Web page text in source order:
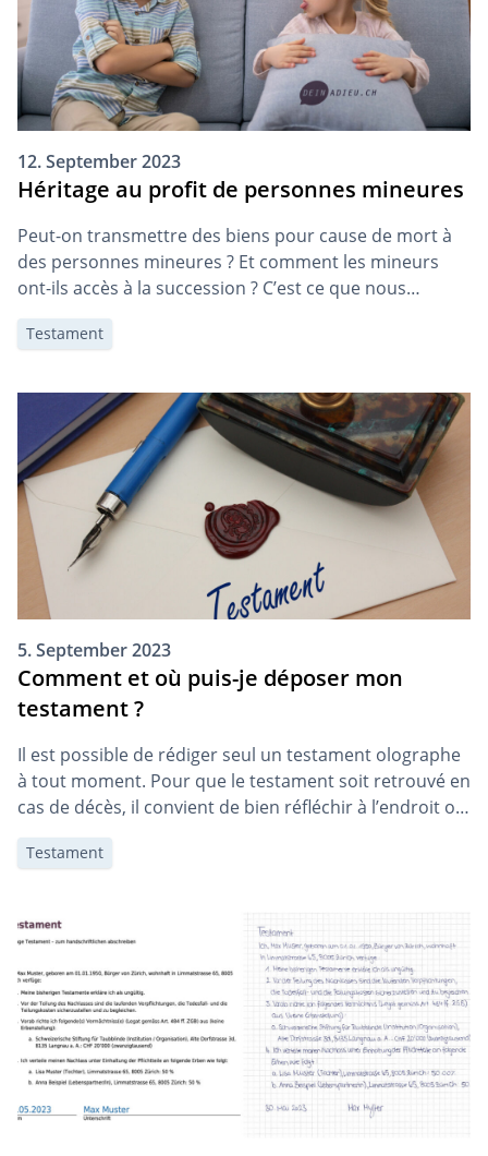
12. September 2023
Héritage au profit de personnes mineures
Peut-on transmettre des biens pour cause de mort à
des personnes mineures ? Et comment les mineurs
ont-ils accès à la succession ? C’est ce que nous
expliquons dans l’article qui suit.
Testament
5. September 2023
Comment et où puis-je déposer mon
testament ?
Il est possible de rédiger seul un testament olographe
à tout moment. Pour que le testament soit retrouvé en
cas de décès, il convient de bien réfléchir à l’endroit où
il sera conservé. Cet article vous explique où et
comment conserver ou déposer au mieux votre
Testament